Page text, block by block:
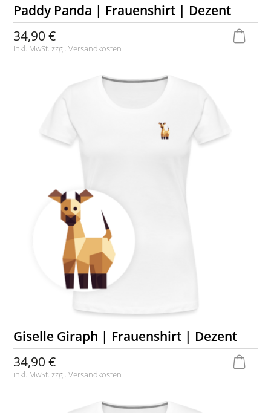
Paddy Panda | Frauenshirt | Dezent
34,90 €
inkl. MwSt. zzgl.Versandkosten
Giselle Giraph | Frauenshirt | Dezent
34,90 €
inkl. MwSt. zzgl.Versandkosten